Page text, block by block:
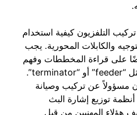
التلفزيون كيفية استخدام
والكابلات المحورية. يجب
على قراءة المخططات وفهم
معنى مصطلحات مثل “feeder” أو “terminator”.
مسؤولاً عن تركيب وصيانة
توزيع إشارة البث
هؤلاء المهنيين من قبل